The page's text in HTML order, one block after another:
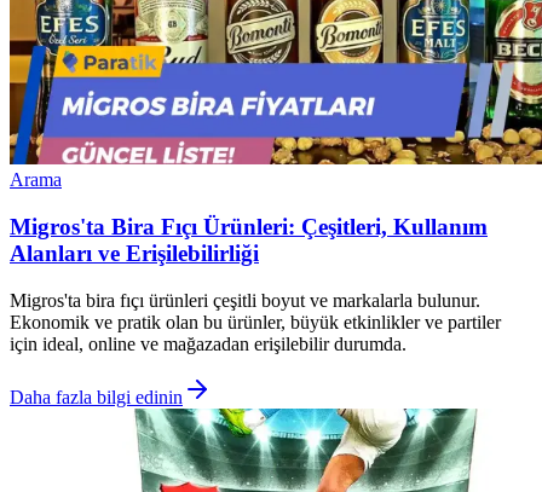
Arama
Migros'ta Bira Fıçı Ürünleri: Çeşitleri, Kullanım
Alanları ve Erişilebilirliği
Migros'ta bira fıçı ürünleri çeşitli boyut ve markalarla bulunur.
Ekonomik ve pratik olan bu ürünler, büyük etkinlikler ve partiler
için ideal, online ve mağazadan erişilebilir durumda.
Daha fazla bilgi edinin